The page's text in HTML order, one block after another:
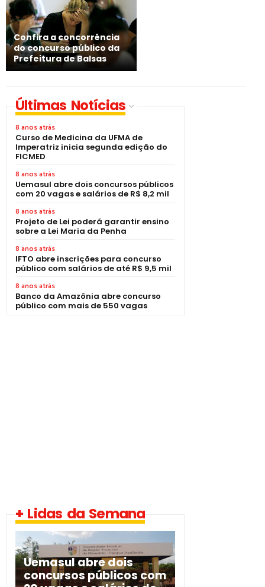
Confira a concorrência
do concurso público da
Prefeitura de Balsas
Últimas Notícias
8 anos atrás
Curso de Medicina da UFMA de
Imperatriz inicia segunda edição do
FICMED
8 anos atrás
Uemasul abre dois concursos públicos
com 20 vagas e salários de R$ 8,2 mil
8 anos atrás
Projeto de Lei poderá garantir ensino
sobre a Lei Maria da Penha
8 anos atrás
IFTO abre inscrições para concurso
público com salários de até R$ 9,5 mil
8 anos atrás
Banco da Amazônia abre concurso
público com mais de 550 vagas
+ Lidas da Semana
Uemasul abre dois
concursos públicos com